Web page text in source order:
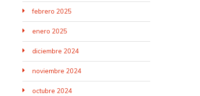
febrero 2025
enero 2025
diciembre 2024
noviembre 2024
octubre 2024